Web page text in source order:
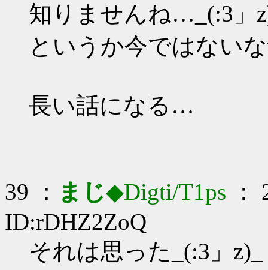
知りませんね…_(:3」
というか今ではない
長い話になる…
39 ： まじ◆Digti/T1ps ：
ID:rDHZ2ZoQ
それは思った_(:3」z)_